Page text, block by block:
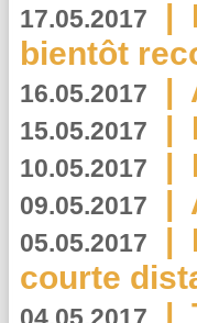
17.05.2017 |
bientôt
16.05.2017 |
15.05.2017 |
10.05.2017 |
09.05.2017 |
05.05.2017 |
courte
|